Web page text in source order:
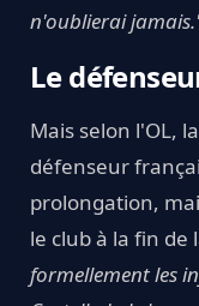
n'oublierai
Le
Mais selon l'OL,
défenseur
prolongation,
le club à la fin de
formellement les